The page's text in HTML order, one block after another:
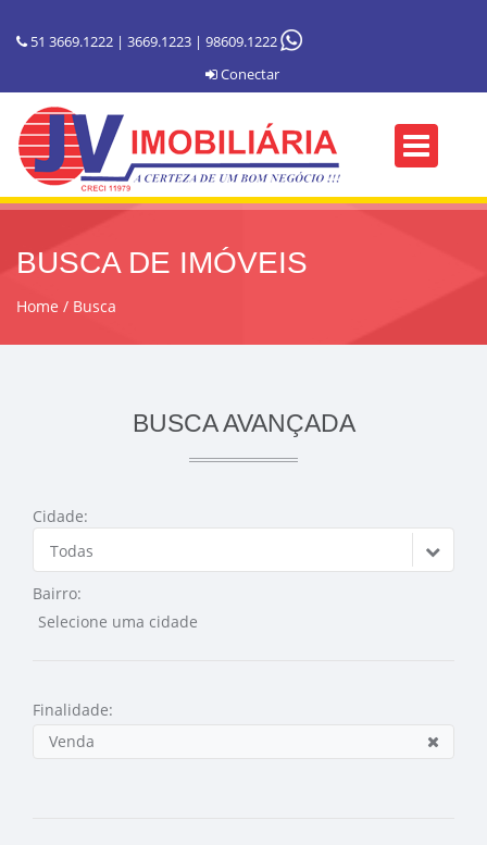
51 3669.1222 | 3669.1223 | 98609.1222
Conectar
BUSCA DE IMÓVEIS
Home Busca
BUSCA AVANÇADA
Cidade:
Todas
Bairro:
Finalidade:
Venda